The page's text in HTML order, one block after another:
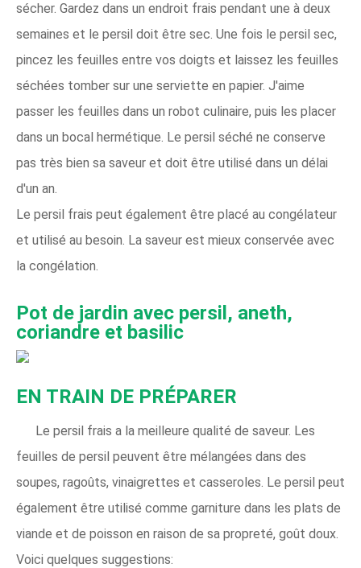
sécher. Gardez dans un endroit frais pendant une à deux
semaines et le persil doit être sec. Une fois le persil sec,
pincez les feuilles entre vos doigts et laissez les feuilles
séchées tomber sur une serviette en papier. J'aime
passer les feuilles dans un robot culinaire, puis les placer
dans un bocal hermétique. Le persil séché ne conserve
pas très bien sa saveur et doit être utilisé dans un délai
d'un an.
Le persil frais peut également être placé au congélateur
et utilisé au besoin. La saveur est mieux conservée avec
la congélation.
Pot de jardin avec persil, aneth,
coriandre et basilic
EN TRAIN DE PRÉPARER
Le persil frais a la meilleure qualité de saveur. Les
feuilles de persil peuvent être mélangées dans des
soupes, ragoûts, vinaigrettes et casseroles. Le persil peut
également être utilisé comme garniture dans les plats de
viande et de poisson en raison de sa propreté, goût doux.
Voici quelques suggestions: